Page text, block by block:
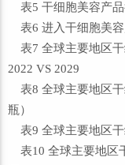
表5 干细胞美容产
表6 进入干细胞美容
表7 全球主要地区干
2022 VS 2029
表8 全球主要地区干
瓶）
表9 全球主要地区干
表10 全球主要地区